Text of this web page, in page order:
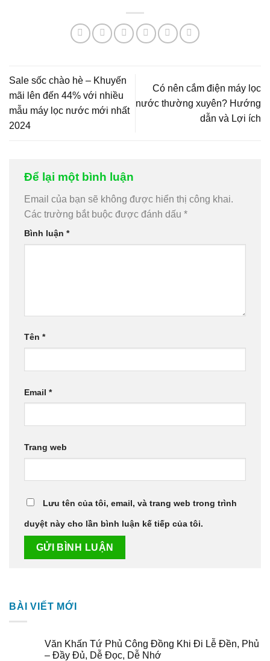
Sale sốc chào hè – Khuyến
mãi lên đến 44% với nhiều
mẫu máy lọc nước mới nhất
2024
Có nên cắm điện máy lọc
nước thường xuyên? Hướng
dẫn và Lợi ích
Để lại một bình luận
Email của bạn sẽ không được hiển thị công khai.
Các trường bắt buộc được đánh dấu *
Bình luận *
Tên *
Email *
Trang web
Lưu tên của tôi, email, và trang web trong trình
duyệt này cho lần bình luận kế tiếp của tôi.
BÀI VIẾT MỚI
Văn Khấn Tứ Phủ Công Đồng Khi Đi Lễ Đền, Phủ
– Đầy Đủ, Dễ Đọc, Dễ Nhớ